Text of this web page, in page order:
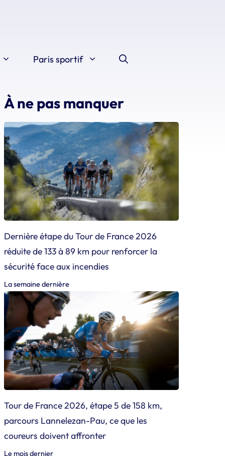
Paris sportif
À ne pas manquer
Dernière étape du Tour de France 2026
réduite de 133 à 89 km pour renforcer la
sécurité face aux incendies
La semaine dernière
Tour de France 2026, étape 5 de 158 km,
parcours Lannelezan-Pau, ce que les
coureurs doivent affronter
Le mois dernier